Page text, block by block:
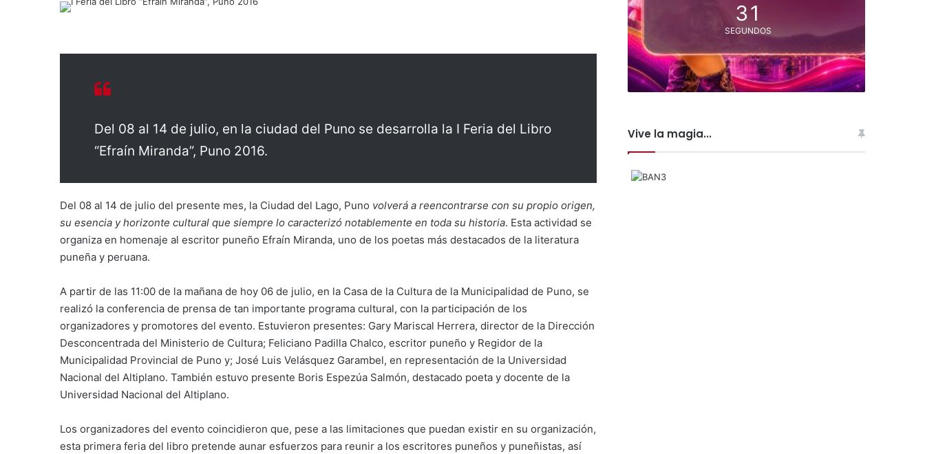
Del 08 al 14 de julio, en la ciudad del Puno se desarrolla la I Feria del Libro
“Efraín Miranda”, Puno 2016.
Del 08 al 14 de julio del presente mes, la Ciudad del Lago, Puno volverá a reencontrarse con su propio origen,
su esencia y horizonte cultural que siempre lo caracterizó notablemente en toda su historia. Esta actividad se
organiza en homenaje al escritor puneño Efraín Miranda, uno de los poetas más destacados de la literatura
puneña y peruana.
A partir de las 11:00 de la mañana de hoy 06 de julio, en la Casa de la Cultura de la Municipalidad de Puno, se
realizó la conferencia de prensa de tan importante programa cultural, con la participación de los
organizadores y promotores del evento. Estuvieron presentes: Gary Mariscal Herrera, director de la Dirección
Desconcentrada del Ministerio de Cultura; Feliciano Padilla Chalco, escritor puneño y Regidor de la
Municipalidad Provincial de Puno y; José Luis Velásquez Garambel, en representación de la Universidad
Nacional del Altiplano. También estuvo presente Boris Espezúa Salmón, destacado poeta y docente de la
Universidad Nacional del Altiplano.
Los organizadores del evento coincidieron que, pese a las limitaciones que puedan existir en su organización,
esta primera feria del libro pretende aunar esfuerzos para reunir a los escritores puneños y puneñistas, así
30
SEGUNDOS
Vive la magia...